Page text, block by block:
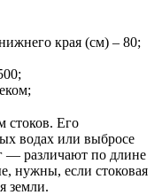
края (см) – 80;
Его
водах или выбросе
— различают по длине
нужны, если стоковая
земли.